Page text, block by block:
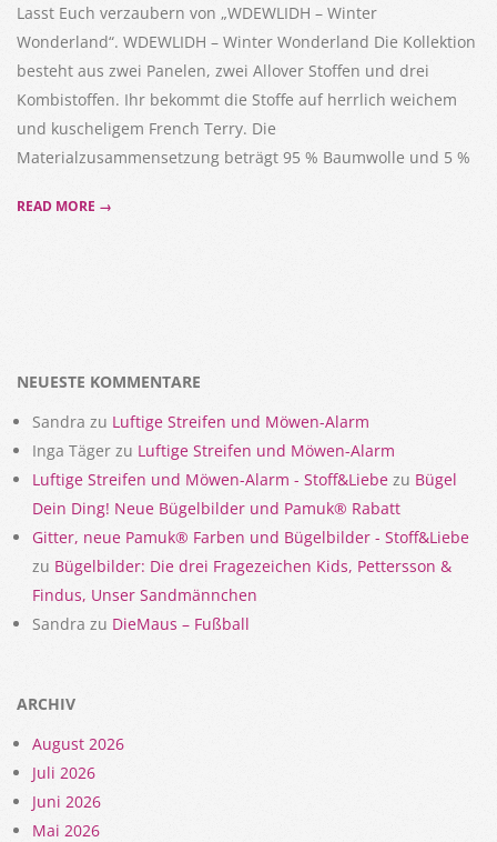
Lasst Euch verzaubern von „WDEWLIDH – Winter
Wonderland“. WDEWLIDH – Winter Wonderland Die Kollektion
besteht aus zwei Panelen, zwei Allover Stoffen und drei
Kombistoffen. Ihr bekommt die Stoffe auf herrlich weichem
und kuscheligem French Terry. Die
Materialzusammensetzung beträgt 95 % Baumwolle und 5 %
READ MORE →
NEUESTE KOMMENTARE
Sandra zu Luftige Streifen und Möwen-Alarm
Inga Täger zu Luftige Streifen und Möwen-Alarm
Luftige Streifen und Möwen-Alarm - Stoff&Liebe zu Bügel
Dein Ding! Neue Bügelbilder und Pamuk® Rabatt
Gitter, neue Pamuk® Farben und Bügelbilder - Stoff&Liebe
zu Bügelbilder: Die drei Fragezeichen Kids, Pettersson &
Findus, Unser Sandmännchen
Sandra zu DieMaus – Fußball
ARCHIV
August 2026
Juli 2026
Juni 2026
Mai 2026